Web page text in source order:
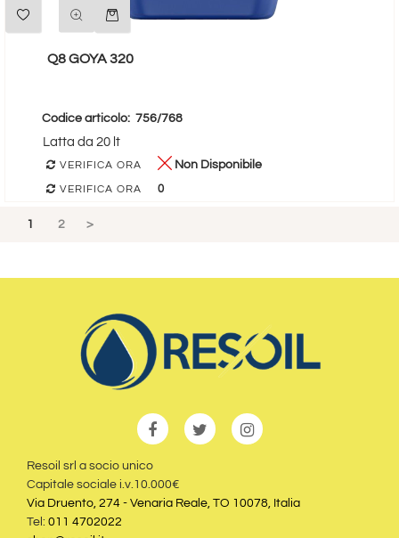
Q8 GOYA 320
Codice articolo: 756/768
Latta da 20 lt
VERIFICA ORA Non Disponibile
VERIFICA ORA 0
1 2 >
Resoil srl a socio unico
Capitale sociale i.v.10.000€
Via Druento, 274 - Venaria Reale, TO 10078, Italia
Tel: 011 4702022